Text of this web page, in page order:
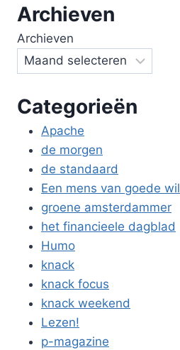
Archieven
Archieven
Categorieën
Apache
de morgen
de standaard
Een mens van goede wil
groene amsterdammer
het financieele dagblad
Humo
knack
knack focus
knack weekend
Lezen!
p-magazine